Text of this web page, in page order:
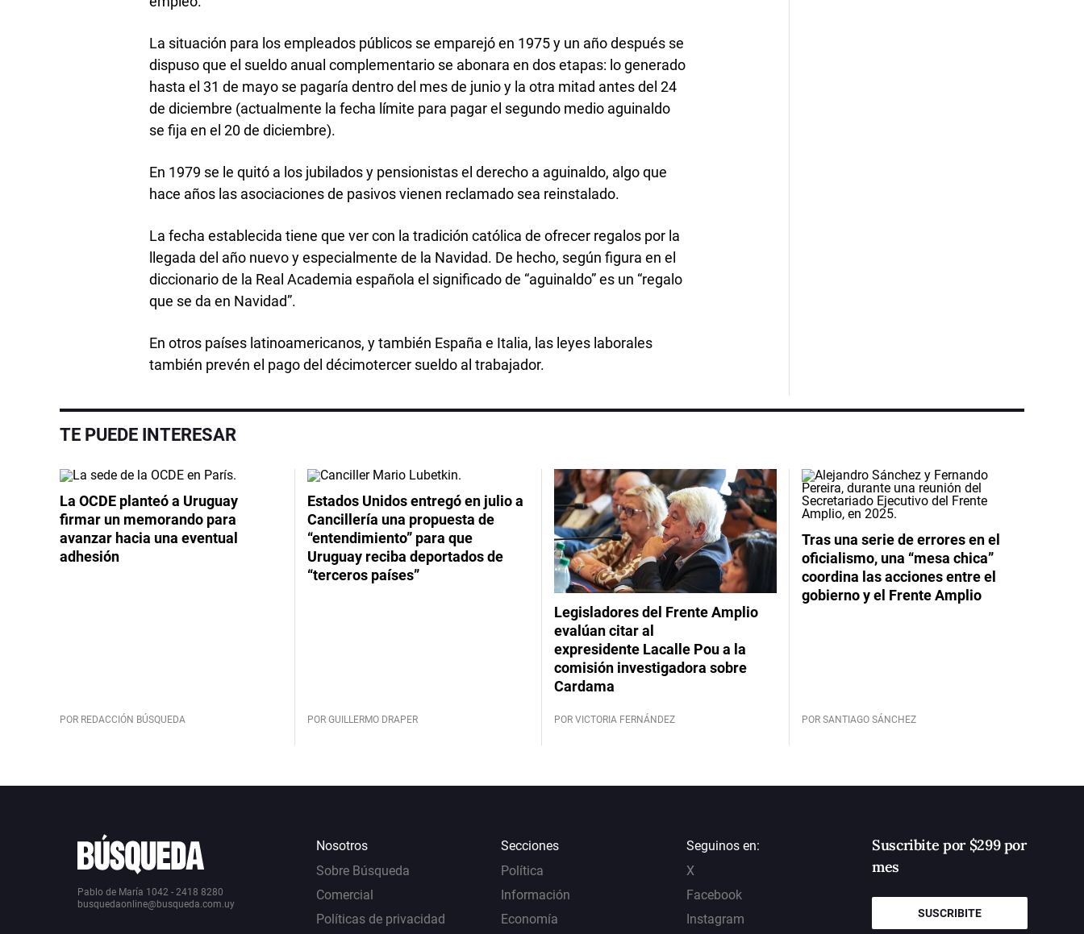
La situación para los empleados públicos se emparejó en 1975 y un año después se
dispuso que el sueldo anual complementario se abonara en dos etapas: lo generado
hasta el 31 de mayo se pagaría dentro del mes de junio y la otra mitad antes del 24
de diciembre (actualmente la fecha límite para pagar el segundo medio aguinaldo
se fija en el 20 de diciembre).
En 1979 se le quitó a los jubilados y pensionistas el derecho a aguinaldo, algo que
hace años las asociaciones de pasivos vienen reclamado sea reinstalado.
La fecha establecida tiene que ver con la tradición católica de ofrecer regalos por la
llegada del año nuevo y especialmente de la Navidad. De hecho, según figura en el
diccionario de la Real Academia española el significado de “aguinaldo” es un “regalo
que se da en Navidad”.
En otros países latinoamericanos, y también España e Italia, las leyes laborales
también prevén el pago del décimotercer sueldo al trabajador.
TE PUEDE INTERESAR
La OCDE planteó a Uruguay
firmar un memorando para
avanzar hacia una eventual
adhesión
POR REDACCIÓN BÚSQUEDA
Estados Unidos entregó en julio a
Cancillería una propuesta de
“entendimiento” para que
Uruguay reciba deportados de
“terceros países”
POR GUILLERMO DRAPER
Legisladores del Frente Amplio
evalúan citar al
expresidente Lacalle Pou a la
comisión investigadora sobre
Cardama
POR VICTORIA FERNÁNDEZ
Tras una serie de errores en el
oficialismo, una “mesa chica”
coordina las acciones entre el
gobierno y el Frente Amplio
POR SANTIAGO SÁNCHEZ
Pablo de María 1042 - 2418 8280
busquedaonline@busqueda.com.uy
Nosotros
Sobre Búsqueda
Comercial
Políticas de privacidad
Secciones
Política
Información
Economía
Seguinos en:
X
Facebook
Instagram
Suscribite por $299 por
mes
SUSCRIBITE